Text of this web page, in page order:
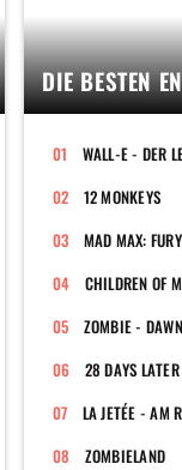
DIE BESTEN
12 MONKEYS
MAD MAX:
CHILDREN OF
ZOMBIE -
28 DAYS LATER
LA JETÉE - AM
ZOMBIELAND